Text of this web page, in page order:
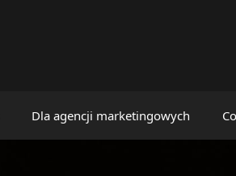
Dla agencji marketingowych